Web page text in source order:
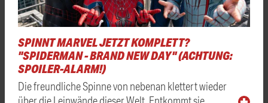
SPINNT MARVEL JETZT KOMPLETT?
"SPIDERMAN - BRAND NEW DAY" (ACHTUNG:
SPOILER-ALARM!)
Die freundliche Spinne von nebenan klettert wieder